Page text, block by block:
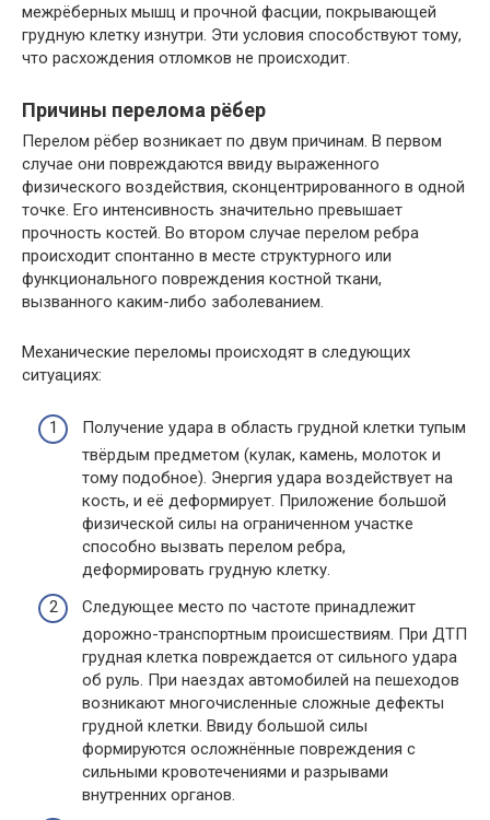
межрёберных мышц и прочной фасции, покрывающей
грудную клетку изнутри. Эти условия способствуют тому,
что расхождения отломков не происходит.
Причины перелома рёбер
Перелом рёбер возникает по двум причинам. В первом
случае они повреждаются ввиду выраженного
физического воздействия, сконцентрированного в одной
точке. Его интенсивность значительно превышает
прочность костей. Во втором случае перелом ребра
происходит спонтанно в месте структурного или
функционального повреждения костной ткани,
вызванного каким-либо заболеванием.
Механические переломы происходят в следующих
ситуациях:
Получение удара в область грудной клетки тупым
твёрдым предметом (кулак, камень, молоток и
тому подобное). Энергия удара воздействует на
кость, и её деформирует. Приложение большой
физической силы на ограниченном участке
способно вызвать перелом ребра,
деформировать грудную клетку.
Следующее место по частоте принадлежит
дорожно-транспортным происшествиям. При ДТП
грудная клетка повреждается от сильного удара
об руль. При наездах автомобилей на пешеходов
возникают многочисленные сложные дефекты
грудной клетки. Ввиду большой силы
формируются осложнённые повреждения с
сильными кровотечениями и разрывами
внутренних органов.